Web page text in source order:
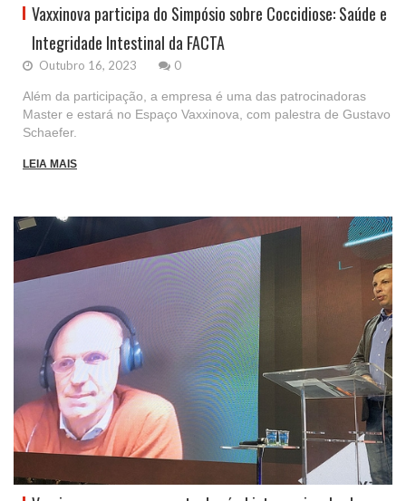
Vaxxinova participa do Simpósio sobre Coccidiose: Saúde e
Integridade Intestinal da FACTA
Outubro 16, 2023 0
Além da participação, a empresa é uma das patrocinadoras
Master e estará no Espaço Vaxxinova, com palestra de Gustavo
Schaefer.
LEIA MAIS